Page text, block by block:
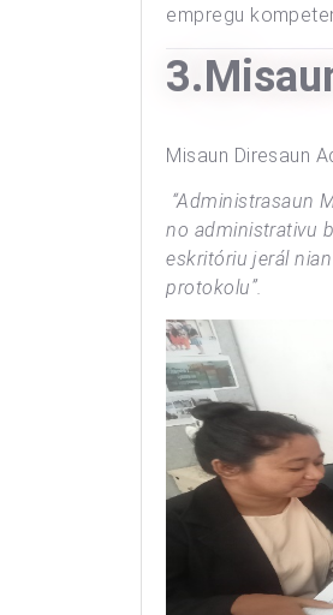
empregu
Misaun Diresaun
“Administrasaun
no administrativu
eskritóriu jerál
protokolu”.